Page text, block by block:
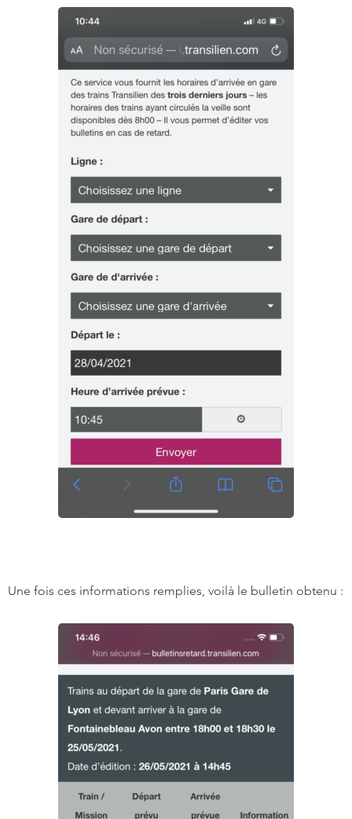
Une fois ces informations remplies, voilà le bulletin obtenu :